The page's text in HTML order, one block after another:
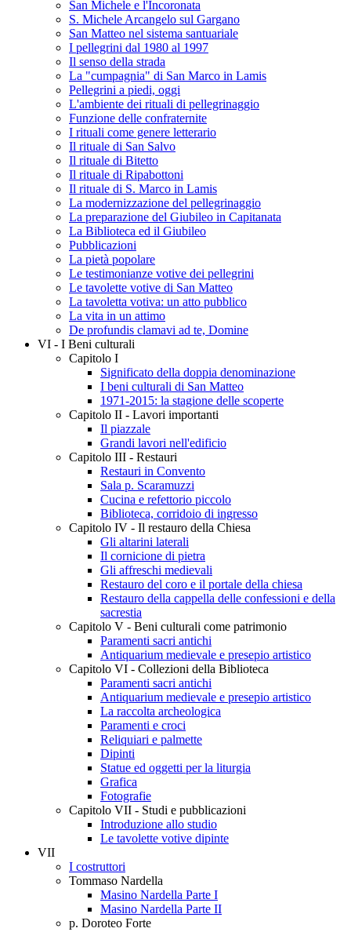
San Michele e l'Incoronata
S. Michele Arcangelo sul Gargano
San Matteo nel sistema santuariale
I pellegrini dal 1980 al 1997
Il senso della strada
La "cumpagnia" di San Marco in Lamis
Pellegrini a piedi, oggi
L'ambiente dei rituali di pellegrinaggio
Funzione delle confraternite
I rituali come genere letterario
Il rituale di San Salvo
Il rituale di Bitetto
Il rituale di Ripabottoni
Il rituale di S. Marco in Lamis
La modernizzazione del pellegrinaggio
La preparazione del Giubileo in Capitanata
La Biblioteca ed il Giubileo
Pubblicazioni
La pietà popolare
Le testimonianze votive dei pellegrini
Le tavolette votive di San Matteo
La tavoletta votiva: un atto pubblico
La vita in un attimo
De profundis clamavi ad te, Domine
VI - I Beni culturali
Capitolo I
Significato della doppia denominazione
I beni culturali di San Matteo
1971-2015: la stagione delle scoperte
Capitolo II - Lavori importanti
Il piazzale
Grandi lavori nell'edificio
Capitolo III - Restauri
Restauri in Convento
Sala p. Scaramuzzi
Cucina e refettorio piccolo
Biblioteca, corridoio di ingresso
Capitolo IV - Il restauro della Chiesa
Gli altarini laterali
Il cornicione di pietra
Gli affreschi medievali
Restauro del coro e il portale della chiesa
Restauro della cappella delle confessioni e della
sacrestia
Capitolo V - Beni culturali come patrimonio
Paramenti sacri antichi
Antiquarium medievale e presepio artistico
Capitolo VI - Collezioni della Biblioteca
Paramenti sacri antichi
Antiquarium medievale e presepio artistico
La raccolta archeologica
Paramenti e croci
Reliquiari e palmette
Dipinti
Statue ed oggetti per la liturgia
Grafica
Fotografie
Capitolo VII - Studi e pubblicazioni
Introduzione allo studio
Le tavolette votive dipinte
VII
I costruttori
Tommaso Nardella
Masino Nardella Parte I
Masino Nardella Parte II
p. Doroteo Forte